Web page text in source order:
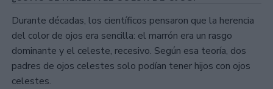
Durante décadas, los científicos pensaron que la herencia
del color de ojos era sencilla: el marrón era un rasgo
dominante y el celeste, recesivo. Según esa teoría, dos
padres de ojos celestes solo podían tener hijos con ojos
celestes.